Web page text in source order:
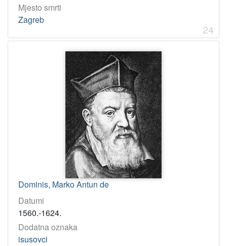
Mjesto smrti
Zagreb
24
Dominis, Marko Antun de
Datumi
1560.-1624.
Dodatna oznaka
isusovci